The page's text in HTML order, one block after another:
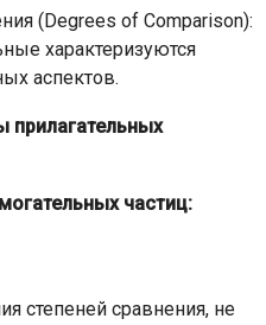
(Degrees of Comparison):
характеризуются
аспектов.
прилагательных
частиц:
степеней сравнения, не